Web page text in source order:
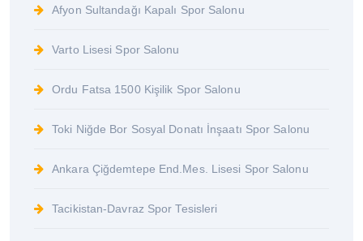
Afyon Sultandağı Kapalı Spor Salonu
Varto Lisesi Spor Salonu
Ordu Fatsa 1500 Kişilik Spor Salonu
Toki Niğde Bor Sosyal Donatı İnşaatı Spor Salonu
Ankara Çiğdemtepe End.Mes. Lisesi Spor Salonu
Tacikistan-Davraz Spor Tesisleri